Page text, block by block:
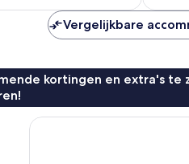
Vergelijkbare
kortingen en extra's te